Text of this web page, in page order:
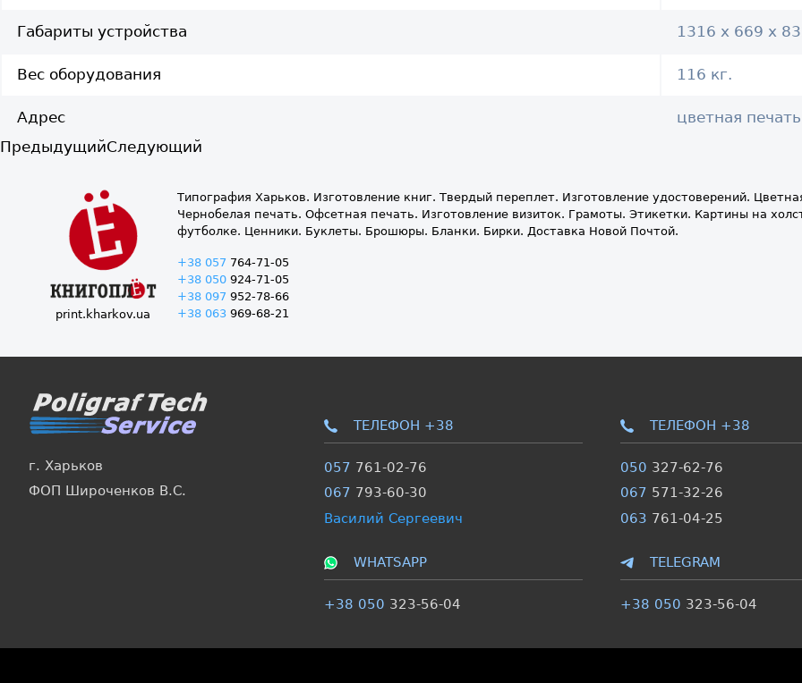
Габариты устройства 1316 x 669 x
Вес оборудования 116 кг.
Адрес
цветная печать
ПредыдущийСледующий
print.kharkov.ua
Типография Харьков. Изготовление книг. Твердый переплет. Изготовление удостоверений.
Чернобелая печать. Офсетная печать. Изготовление визиток. Грамоты. Этикетки. Картины на
футболке. Ценники. Буклеты. Брошюры. Бланки. Бирки. Доставка Новой Почтой.
+38 057 764-71-05
+38 050 924-71-05
+38 097 952-78-66
+38 063 969-68-21
г. Харьков
ФОП Широченков В.С.
ТЕЛЕФОН +38
057 761-02-76
067 793-60-30
Василий Сергеевич
WHATSAPP
+38 050 323-56-04
ТЕЛЕФОН +38
050 327-62-76
067 571-32-26
063 761-04-25
TELEGRAM
+38 050 323-56-04